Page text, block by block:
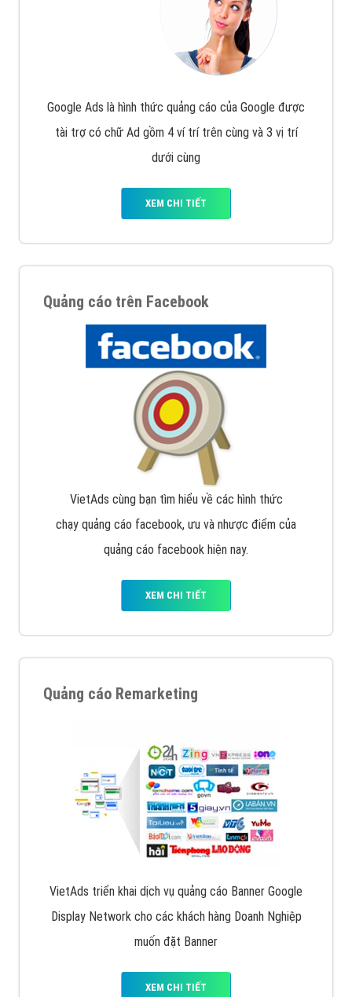
Google Ads là hình thức quảng cáo của Google được
tài trợ có chữ Ad gồm 4 ví trí trên cùng và 3 vị trí
dưới cùng
XEM CHI TIẾT
Quảng cáo trên Facebook
VietAds cùng bạn tìm hiểu về các hình thức
chạy quảng cáo facebook, ưu và nhược điểm của
quảng cáo facebook hiện nay.
XEM CHI TIẾT
Quảng cáo Remarketing
VietAds triển khai dịch vụ quảng cáo Banner Google
Display Network cho các khách hàng Doanh Nghiệp
muốn đặt Banner
XEM CHI TIẾT